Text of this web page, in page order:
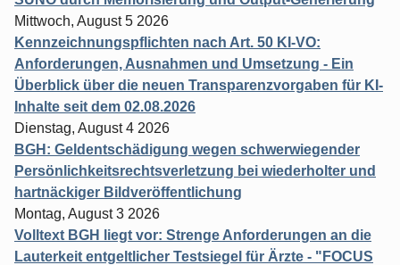
Mittwoch, August 5 2026
Kennzeichnungspflichten nach Art. 50 KI-VO:
Anforderungen, Ausnahmen und Umsetzung - Ein
Überblick über die neuen Transparenzvorgaben für KI-
Inhalte seit dem 02.08.2026
Dienstag, August 4 2026
BGH: Geldentschädigung wegen schwerwiegender
Persönlichkeitsrechtsverletzung bei wiederholter und
hartnäckiger Bildveröffentlichung
Montag, August 3 2026
Volltext BGH liegt vor: Strenge Anforderungen an die
Lauterkeit entgeltlicher Testsiegel für Ärzte - "FOCUS